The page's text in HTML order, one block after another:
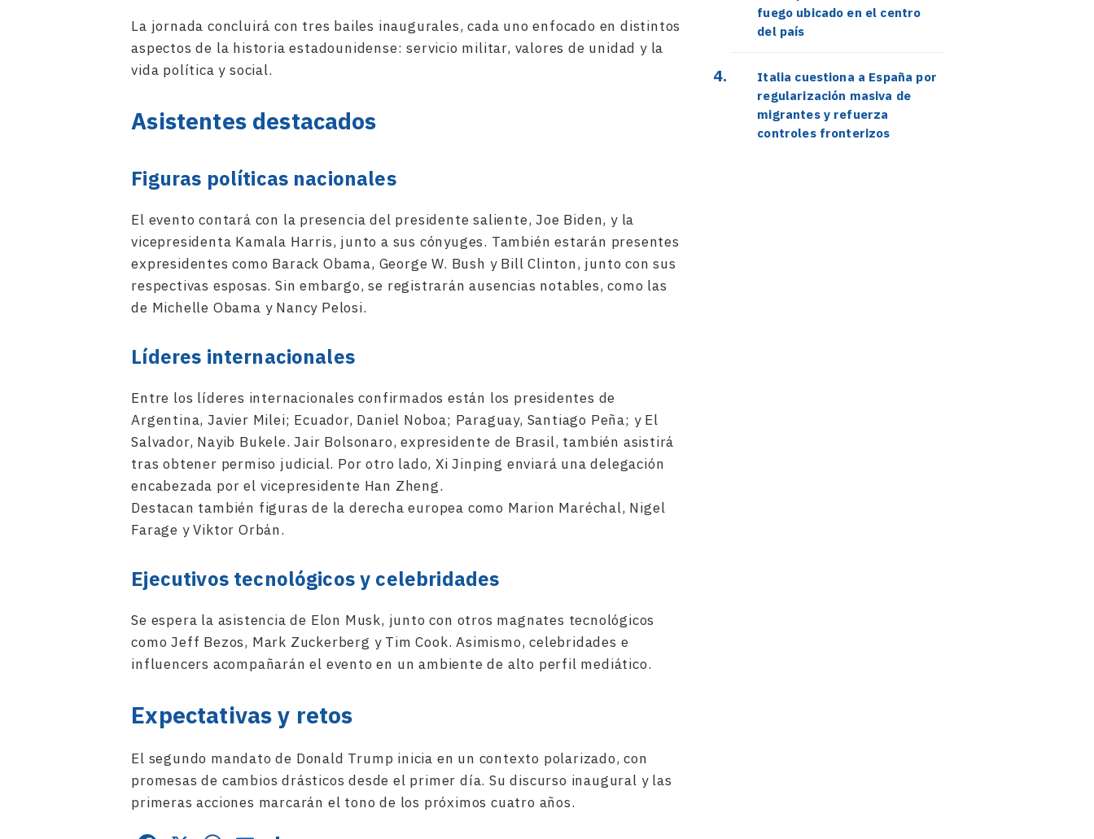
La jornada concluirá con tres bailes inaugurales, cada uno enfocado en distintos
aspectos de la historia estadounidense: servicio militar, valores de unidad y la
vida política y social.
Asistentes destacados
Figuras políticas nacionales
El evento contará con la presencia del presidente saliente, Joe Biden, y la
vicepresidenta Kamala Harris, junto a sus cónyuges. También estarán presentes
expresidentes como Barack Obama, George W. Bush y Bill Clinton, junto con sus
respectivas esposas. Sin embargo, se registrarán ausencias notables, como las
de Michelle Obama y Nancy Pelosi.
Líderes internacionales
Entre los líderes internacionales confirmados están los presidentes de
Argentina, Javier Milei; Ecuador, Daniel Noboa; Paraguay, Santiago Peña; y El
Salvador, Nayib Bukele. Jair Bolsonaro, expresidente de Brasil, también asistirá
tras obtener permiso judicial. Por otro lado, Xi Jinping enviará una delegación
encabezada por el vicepresidente Han Zheng.
Destacan también figuras de la derecha europea como Marion Maréchal, Nigel
Farage y Viktor Orbán.
Ejecutivos tecnológicos y celebridades
Se espera la asistencia de Elon Musk, junto con otros magnates tecnológicos
como Jeff Bezos, Mark Zuckerberg y Tim Cook. Asimismo, celebridades e
influencers acompañarán el evento en un ambiente de alto perfil mediático.
Expectativas y retos
El segundo mandato de Donald Trump inicia en un contexto polarizado, con
promesas de cambios drásticos desde el primer día. Su discurso inaugural y las
primeras acciones marcarán el tono de los próximos cuatro años.
fuego ubicado en el centro
del país
Italia cuestiona a España por
regularización masiva de
migrantes y refuerza
controles fronterizos